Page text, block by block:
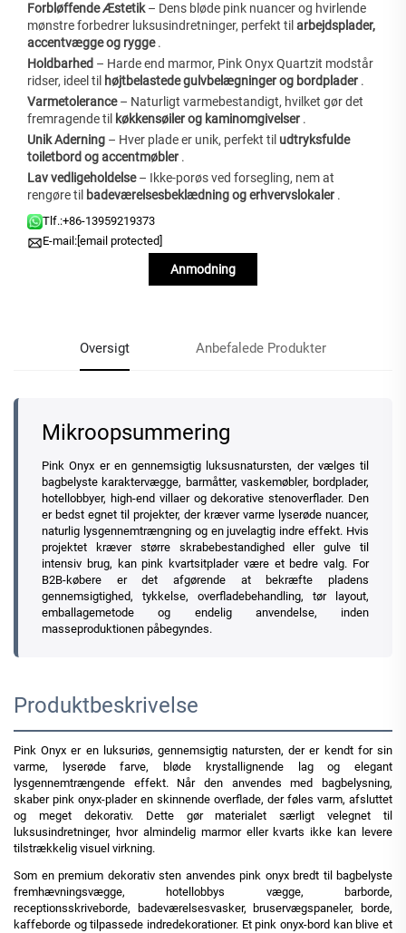
Forbløffende Æstetik– Dens bløde pink nuancer og hvirlende
mønstre forbedrer luksusindretninger, perfekt til arbejdsplader,
accentvægge og rygge.
Holdbarhed – Harde end marmor, Pink Onyx Quartzit modstår
ridser, ideel til højtbelastede gulvbelægninger og bordplader .
Varmetolerance– Naturligt varmebestandigt, hvilket gør det
fremragende til køkkensøiler og kaminomgivelser .
Unik Aderning – Hver plade er unik, perfekt til udtryksfulde
toiletbord og accentmøbler .
Lav vedligeholdelse– Ikke-porøs ved forsegling, nem at
rengøre til badeværelsesbeklædning og erhvervslokaler .
Tlf.:+86-13959219373
E-mail: [email protected]
Anmodning
Oversigt Anbefalede Produkter
Mikroopsummering
Pink Onyx er en gennemsigtig luksusnatursten, der vælges til
bagbelyste karaktervægge, barmåtter, vaskemøbler, bordplader,
hotellobbyer, high-end villaer og dekorative stenoverflader. Den
er bedst egnet til projekter, der kræver varme lyserøde nuancer,
naturlig lysgennemtrængning og en juvelagtig indre effekt. Hvis
projektet kræver større skrabebestandighed eller gulve til
intensiv brug, kan pink kvartsitplader være et bedre valg. For
B2B-købere er det afgørende at bekræfte pladens
gennemsigtighed, tykkelse, overfladebehandling, tør layout,
emballagemetode og endelig anvendelse, inden
masseproduktionen påbegyndes.
Produktbeskrivelse
Pink Onyx er en luksuriøs, gennemsigtig natursten, der er kendt for sin
varme, lyserøde farve, bløde krystallignende lag og elegant
lysgennemtrængende effekt. Når den anvendes med bagbelysning,
skaber pink onyx-plader en skinnende overflade, der føles varm, afsluttet
og meget dekorativ. Dette gør materialet særligt velegnet til
luksusindretninger, hvor almindelig marmor eller kvarts ikke kan levere
tilstrækkelig visuel virkning.
Som en premium dekorativ sten anvendes pink onyx bredt til bagbelyste
fremhævningsvægge, hotellobbys vægge, barborde,
receptionsskriveborde, badeværelsesvasker, bruservægspaneler, borde,
kaffeborde og tilpassede indredekorationer. Et pink onyx-bord kan blive et